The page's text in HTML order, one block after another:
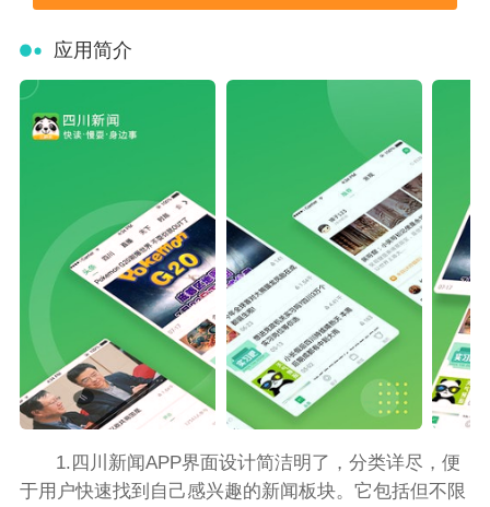
应用简介
1.四川新闻APP界面设计简洁明了，分类详尽，便
于用户快速找到自己感兴趣的新闻板块。它包括但不限